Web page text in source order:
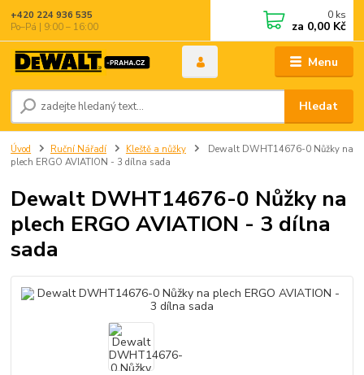
Menu
Hledat
+420 224 936 535
Po–Pá | 9:00 – 16:00
0 ks
za 0,00 Kč
Úvod Ruční Nářadí Kleště a nůžky
Dewalt DWHT14676-0 Nůžky na
plech ERGO AVIATION - 3 dílna sada
Dewalt DWHT14676-0 Nůžky na
plech ERGO AVIATION - 3 dílna
sada